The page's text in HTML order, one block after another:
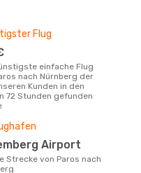
Flug
nach Nürnberg der
Kunden in den
72 Stunden gefunden
Airport